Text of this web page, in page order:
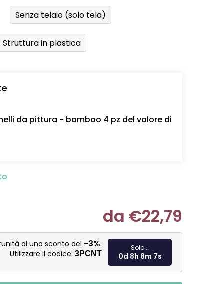
Senza telaio (solo tela)
Struttura in plastica
da pittura - bamboo 4 pz del valore di
da €22,79
Misura
di uno sconto del -3%.
Utilizzare il codice: 3PCNT
Solo...
0d 8h 8m 6s